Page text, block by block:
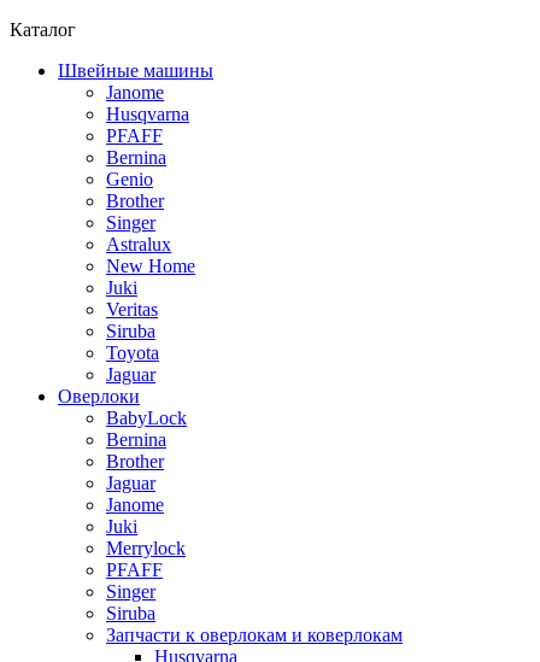
Каталог
Швейные машины
Janome
Husqvarna
PFAFF
Bernina
Genio
Brother
Singer
Astralux
New Home
Juki
Veritas
Siruba
Toyota
Jaguar
Оверлоки
BabyLock
Bernina
Brother
Jaguar
Janome
Juki
Merrylock
PFAFF
Singer
Siruba
Запчасти к оверлокам и коверлокам
Husqvarna